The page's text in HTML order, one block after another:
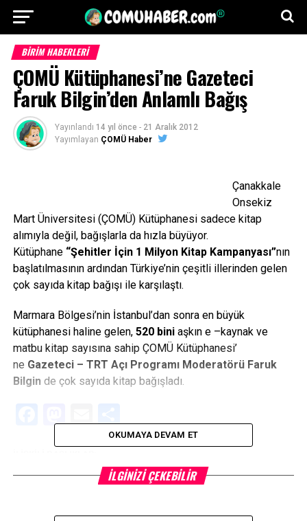
BİRİM HABERLERİ
ÇOMÜ Kütüphanesi’ne Gazeteci
Faruk Bilgin’den Anlamlı Bağış
Yayınlandı 14 yıl önce - 21 Aralık 2012
Yayımlayan ÇOMÜ Haber
Çanakkale
Onsekiz
Mart Üniversitesi (ÇOMÜ) Kütüphanesi sadece kitap
alımıyla değil, bağışlarla da hızla büyüyor.
Kütüphane “Şehitler İçin 1 Milyon Kitap Kampanyası”nın
başlatılmasının ardından Türkiye’nin çeşitli illerinden gelen
çok sayıda kitap bağışı ile karşılaştı.
Marmara Bölgesi’nin İstanbul’dan sonra en büyük
kütüphanesi haline gelen, 520 biniaşkın e –kaynak ve
matbu kitap sayısına sahip ÇOMÜ Kütüphanesi’
ne Gazeteci – TRT Açı Programı Moderatörü Faruk
Bilginde çok sayıda kitap bağışladı.
Facebook
Mastodon
Email
BIR SONRAKI
Ezine MYO’da “ERP” Semineri Düzenlendi
OKUMAYA DEVAM ET
İLGINIZI ÇEKEBILIR